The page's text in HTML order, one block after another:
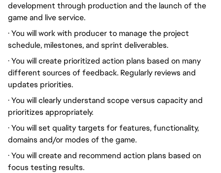
development through production and the launch of the
game and live service.
· You will work with producer to manage the project
schedule, milestones, and sprint deliverables.
· You will create prioritized action plans based on many
different sources of feedback. Regularly reviews and
updates priorities.
· You will clearly understand scope versus capacity and
prioritizes appropriately.
· You will set quality targets for features, functionality,
domains and/or modes of the game.
· You will create and recommend action plans based on
focus testing results.